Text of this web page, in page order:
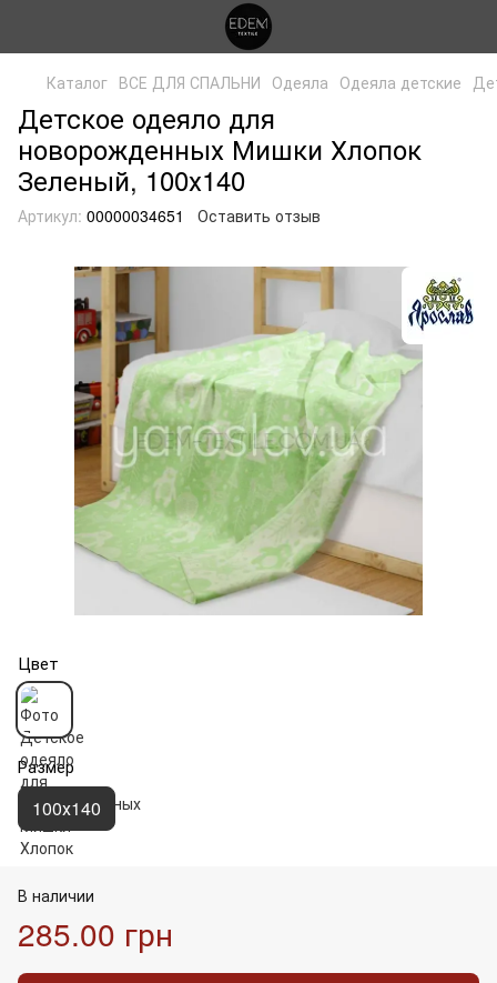
Каталог ВСЕ ДЛЯ СПАЛЬНИ Одеяла Одеяла детские
Детское одеяло для
новорожденных Мишки Хлопок
Зеленый, 100х140
Артикул: 00000034651 Оставить отзыв
Цвет
Размер
100х140
В наличии
285.00 грн